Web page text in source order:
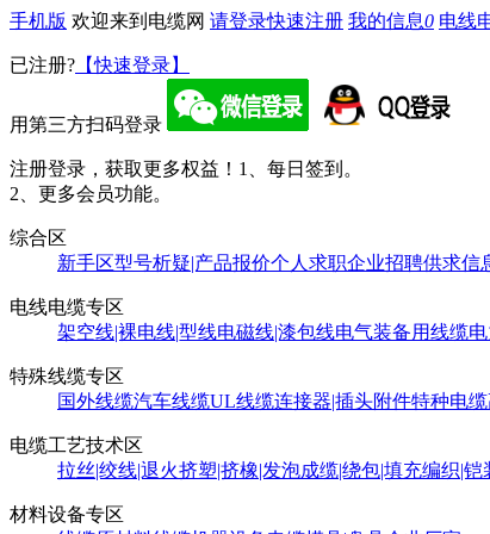
手机版 欢迎来到电缆网 请登录快速注册 我的信息0 电线
已注册? 【快速登录】
用第三方扫码登录
注册登录，获取更多权益！ 1、每日签到。
2、更多会员功能。
综合区
新手区型号析疑|产品报价个人求职企业招聘供求信
电线电缆专区
架空线|裸电线|型线电磁线|漆包线电气装备用线缆
特殊线缆专区
国外线缆汽车线缆UL线缆连接器|插头附件特种电缆
电缆工艺技术区
拉丝|绞线|退火挤塑|挤橡|发泡成缆|绕包|填充编织|铠
材料设备专区